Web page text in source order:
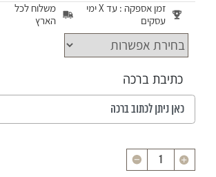
זמן אספקה : עד X ימי
עסקים
משלוח לכל
הארץ
כתיבת ברכה
כמות